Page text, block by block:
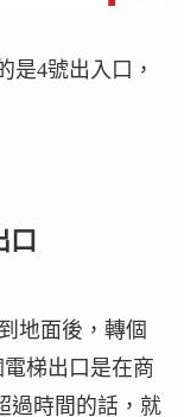
是4號出入口，
口
地面後，轉個
梯出口是在商
過時間的話，就